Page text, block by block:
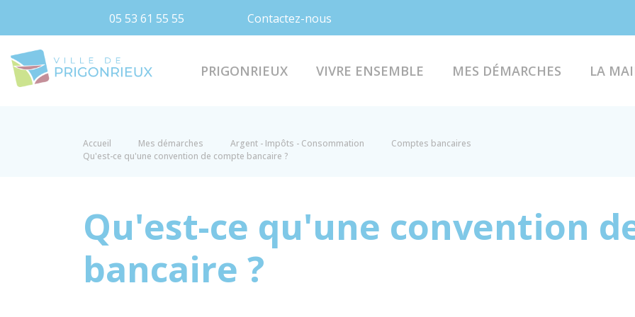
05 53 61 55 55 Contactez-nous
PRIGONRIEUX VIVRE ENSEMBLE MES DÉMARCHES LA
Accueil Mes démarches Argent - Impôts - Consommation
Comptes bancaires
Qu'est-ce qu'une convention de compte bancaire ?
Qu'est-ce qu'une convention
bancaire ?